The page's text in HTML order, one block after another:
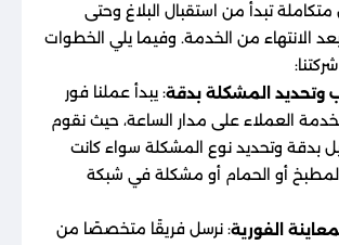
تبدأ من استقبال البلاغ وحتى
الانتهاء من الخدمة. وفيما يلي الخطوات
وتحديد المشكلة بدقة: يبدأ عملنا فور
العملاء على مدار الساعة، حيث نقوم
بدقة وتحديد نوع المشكلة سواء كانت
أو الحمام أو مشكلة في شبكة
الفورية: نرسل فريقًا متخصصًا من